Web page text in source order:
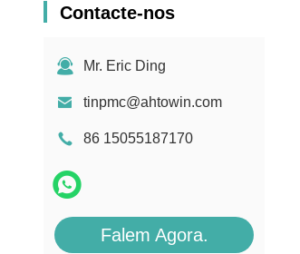
Contacte-nos
Mr. Eric Ding
tinpmc@ahtowin.com
86 15055187170
Falem Agora.